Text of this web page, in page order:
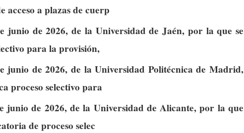
acceso a plazas de cuerp
junio de 2026, de la Universidad de Jaén, por la que se
para la provisión,
junio de 2026, de la Universidad Politécnica de Madrid,
proceso selectivo para
junio de 2026, de la Universidad de Alicante, por la que
de proceso selec